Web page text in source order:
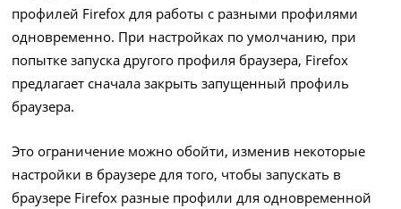
профилей Firefox для работы с разными профилями
одновременно. При настройках по умолчанию, при
попытке запуска другого профиля браузера, Firefox
предлагает сначала закрыть запущенный профиль
браузера.
Это ограничение можно обойти, изменив некоторые
настройки в браузере для того, чтобы запускать в
браузере Firefox разные профили для одновременной